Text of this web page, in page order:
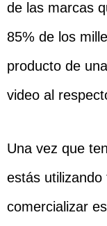
de las marcas
85% de los
producto de
video al
Una vez que
estás
comercializar